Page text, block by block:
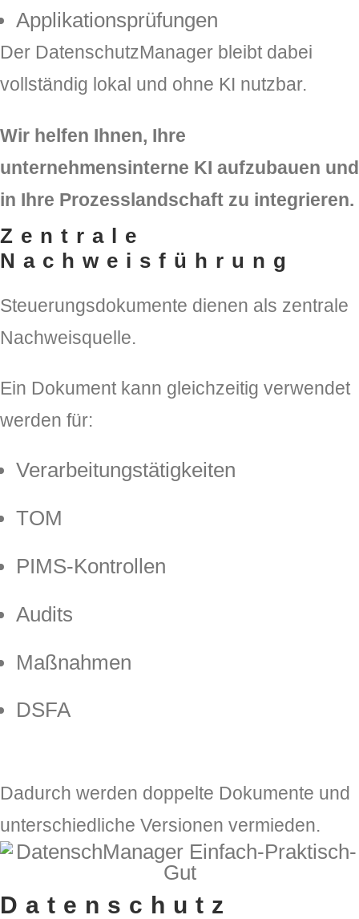
Applikationsprüfungen
Der DatenschutzManager bleibt dabei
vollständig lokal und ohne KI nutzbar.
Wir helfen Ihnen, Ihre
unternehmensinterne KI aufzubauen und
in Ihre Prozesslandschaft zu integrieren.
Zentrale
Nachweisführung
Steuerungsdokumente dienen als zentrale
Nachweisquelle.
Ein Dokument kann gleichzeitig verwendet
werden für:
Verarbeitungstätigkeiten
TOM
PIMS-Kontrollen
Audits
Maßnahmen
DSFA
Dadurch werden doppelte Dokumente und
unterschiedliche Versionen vermieden.
Datenschutz